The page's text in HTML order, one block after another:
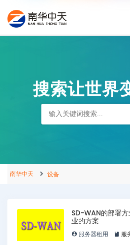
搜索让世界
南华中天 设备
SD-WAN的部署
业的方案
服务器租用 服